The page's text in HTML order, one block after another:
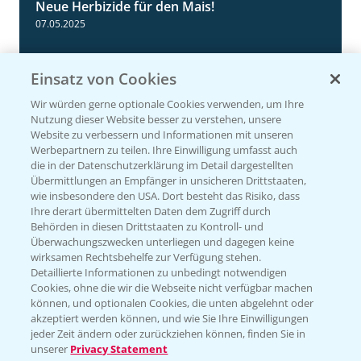
Neue Herbizide für den Mais!
07.05.2025
NEU: Herbizidmaßnahme im Mais mit
MaisTer Power Flexx
06.05.2025
Einsatz von Cookies
Wir würden gerne optionale Cookies verwenden, um Ihre
Nutzung dieser Website besser zu verstehen, unsere
Website zu verbessern und Informationen mit unseren
Werbepartnern zu teilen. Ihre Einwilligung umfasst auch
die in der Datenschutzerklärung im Detail dargestellten
Übermittlungen an Empfänger in unsicheren Drittstaaten,
wie insbesondere den USA. Dort besteht das Risiko, dass
Ihre derart übermittelten Daten dem Zugriff durch
Behörden in diesen Drittstaaten zu Kontroll- und
Überwachungszwecken unterliegen und dagegen keine
wirksamen Rechtsbehelfe zur Verfügung stehen.
Detaillierte Informationen zu unbedingt notwendigen
Cookies, ohne die wir die Webseite nicht verfügbar machen
können, und optionalen Cookies, die unten abgelehnt oder
akzeptiert werden können, und wie Sie Ihre Einwilligungen
jeder Zeit ändern oder zurückziehen können, finden Sie in
unserer Privacy Statement